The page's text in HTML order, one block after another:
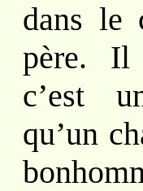
dans le
père.
c’est
qu’un